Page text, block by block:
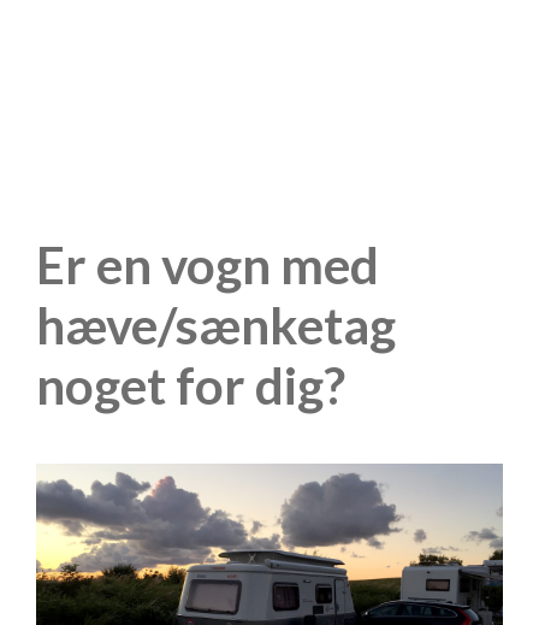
Er en vogn med
hæve/sænketag
noget for dig?